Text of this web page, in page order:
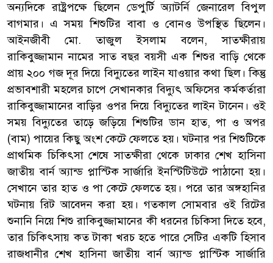
অন্যদিকে রাষ্ট্রপক্ষে ছিলেন ডেপুর্টি অ্যাটর্নি জেনারেল বিপুল
বাগমার। এ সময় শিশুটির বাবা ও বোনও উপস্থিত ছিলেন।
আইনজীবী মো. তাজুল ইসলাম বলেন, সাতক্ষীরায়
রাকিবুজ্জামান নামের সাত বছর বয়সী এক শিশুর বাড়ি থেকে
প্রায় ২০০ গজ দূর দিয়ে বিদ্যুতের লাইন যাওয়ার কথা ছিল। কিন্তু
প্রভাবশারী মহলের চাপে সেখানকার বিদ্যুৎ অফিসের কর্মকর্তারা
রাকিবুজ্জামানের বাড়ির ওপর দিয়ে বিদ্যুতের লাইন টানেন। ওই
সময় বিদ্যুতের তাড়ে জড়িয়ে শিশুটির ডান হাত, পা ও অপর
(বাম) পায়ের কিছু অংশ কেটে ফেলতে হয়। ঘটনার পর শিশুটিকে
প্রাথমিক চিকিৎসা শেষে সাতক্ষীরা থেকে ঢাকার শেখ হাসিনা
জাতীয় বার্ন অ্যান্ড প্লাস্টিক সার্জারি ইনস্টিটিউটে পাঠানো হয়।
সেখানে তার হাত ও পা কেটে ফেলতে হয়। পরে তার অঙ্গহানির
ঘটনায় রিট আবেদন করা হয়। গতকাল সোমবার ওই রিটের
শুনানি নিয়ে শিশু রাকিবুজ্জামানের কী ধরনের চিকিসা দিতে হবে,
তার চিকিৎসায় কত টাকা খরচ হতে পারে সেটির একটি হিসাব
রাজধানীর শেখ হাসিনা জাতীয় বার্ন অ্যান্ড প্লাস্টিক সার্জারি